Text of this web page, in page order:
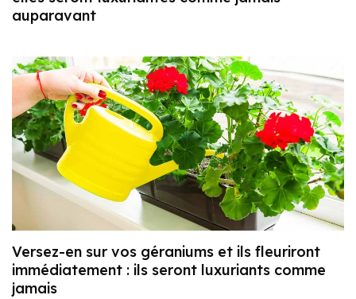
auparavant
Versez-en sur vos géraniums et ils fleuriront
immédiatement : ils seront luxuriants comme
jamais